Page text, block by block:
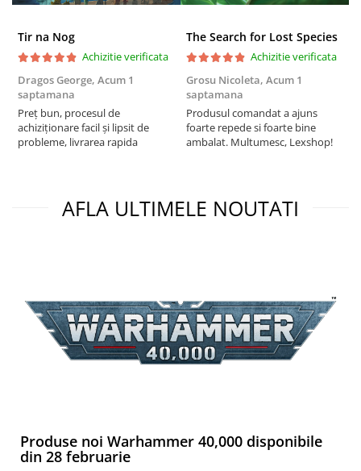
Puzzle 8000 piese
Puzzle 150 piese
Puzzle 1000 piese fluorescent
Puzzle din lemn
Mandala
Puzzle 3 in 1
Warhammer
Warhammer 40K
Age of Sigmar
Books and Codex
Accesorii
Tir na Nog
Achizitie verificata
Dragos George, Acum 1
saptamana
Preț bun, procesul de
achiziționare facil și lipsit de
probleme, livrarea rapida
The Search for Lost Species
Achizitie verificata
Grosu Nicoleta, Acum 1
saptamana
Produsul comandat a ajuns
foarte repede si foarte bine
ambalat. Multumesc, Lexshop!
AFLA ULTIMELE NOUTATI
Produse noi Warhammer 40,000 disponibile
din 28 februarie